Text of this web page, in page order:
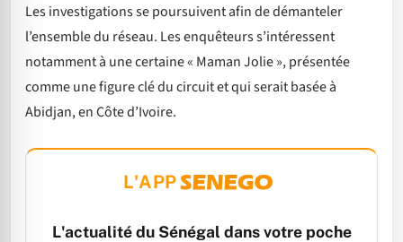
Les investigations se poursuivent afin de démanteler
l’ensemble du réseau. Les enquêteurs s’intéressent
notamment à une certaine « Maman Jolie », présentée
comme une figure clé du circuit et qui serait basée à
Abidjan, en Côte d’Ivoire.
L'APP
L'actualité du Sénégal dans votre poche